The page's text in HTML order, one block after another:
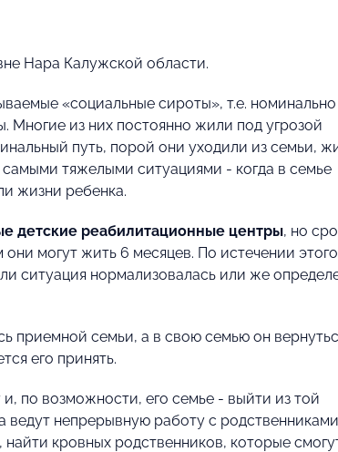
Нара Калужской области.
«социальные сироты», т.е. номинально
Многие из них постоянно жили под угрозой
путь, порой они уходили из семьи,
тяжелыми ситуациями - когда в семье
жизни ребенка.
детские реабилитационные центры, но
могут жить 6 месяцев. По истечении этого
ситуация нормализовалась или же
приемной семьи, а в свою семью он
его принять.
по возможности, его семье - выйти из той
ведут непрерывную работу с родственниками
кровных родственников, которые